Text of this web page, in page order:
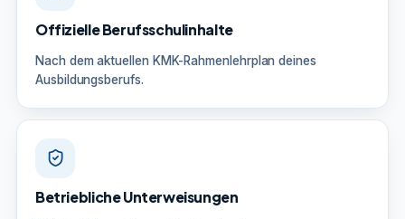
Offizielle Berufsschulinhalte
Nach dem aktuellen KMK-Rahmenlehrplan deines
Ausbildungsberufs.
Betriebliche Unterweisungen